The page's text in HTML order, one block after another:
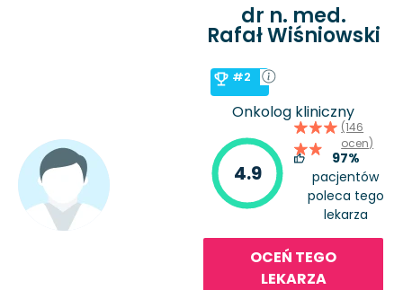
dr n. med.
Rafał Wiśniowski
#2
Onkolog kliniczny
4.9
(146
ocen)
97%
pacjentów
poleca tego
lekarza
OCEŃ TEGO
LEKARZA